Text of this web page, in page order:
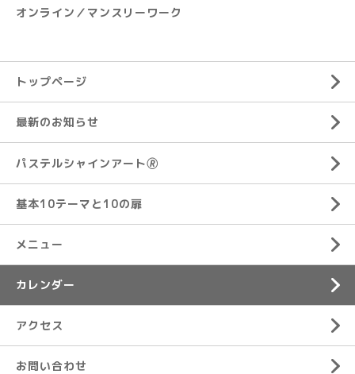
オンライン／マンスリーワーク
トップページ
最新のお知らせ
パステルシャインアート🄬
基本10テーマと10の扉
メニュー
カレンダー
アクセス
お問い合わせ